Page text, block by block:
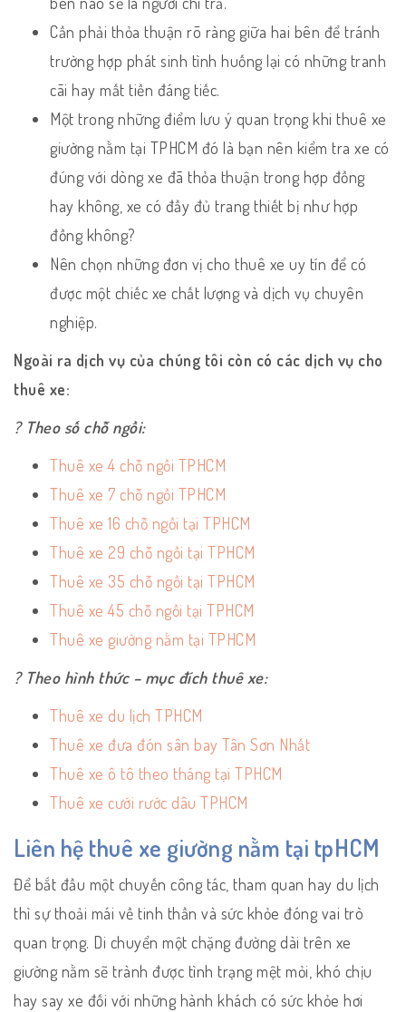
Cần phải thỏa thuận rõ ràng giữa hai bên để tránh
trường hợp phát sinh tình huống lại có những tranh
cãi hay mất tiền đáng tiếc.
Một trong những điểm lưu ý quan trọng khi thuê xe
giường nằm tại TPHCM đó là bạn nên kiểm tra xe có
đúng với dòng xe đã thỏa thuận trong hợp đồng
hay không, xe có đầy đủ trang thiết bị như hợp
đồng không?
Nên chọn những đơn vị cho thuê xe uy tín để có
được một chiếc xe chất lượng và dịch vụ chuyên
nghiệp.
Ngoài ra dịch vụ của chúng tôi còn có các dịch vụ cho
thuê xe:
? Theo số chỗ ngồi:
Thuê xe 4 chỗ ngồi TPHCM
Thuê xe 7 chỗ ngồi TPHCM
Thuê xe 16 chỗ ngồi tại TPHCM
Thuê xe 29 chỗ ngồi tại TPHCM
Thuê xe 35 chỗ ngồi tại TPHCM
Thuê xe 45 chỗ ngồi tại TPHCM
Thuê xe giường nằm tại TPHCM
? Theo hình thức – mục đích thuê xe:
Thuê xe du lịch TPHCM
Thuê xe đưa đón sân bay Tân Sơn Nhất
Thuê xe ô tô theo tháng tại TPHCM
Thuê xe cưới rước dâu TPHCM
Liên hệ thuê xe giường nằm tại tpHCM
Để bắt đầu một chuyến công tác, tham quan hay du lịch
thì sự thoải mái về tinh thần và sức khỏe đóng vai trò
quan trọng. Di chuyển một chặng đường dài trên xe
giường nằm sẽ trành được tình trạng mệt mỏi, khó chịu
hay say xe đối với những hành khách có sức khỏe hơi